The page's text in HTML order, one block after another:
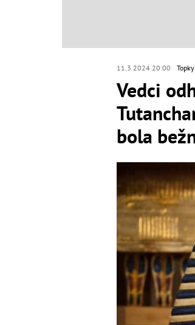
11.3.2024 20:00 Topky
Vedci
bola